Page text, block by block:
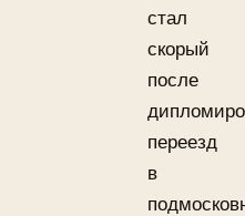
стал
скорый
после
переезд
в